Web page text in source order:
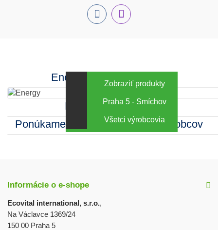
FacebookINstagram
Energy za výhodné ceny
Zobraziť produkty
Kamenná predajňa
Praha 5 - Smíchov
Ponúkame sortiment mnohých výrobcov
Všetci výrobcovia
Informácie o e-shope
Ecovital international, s.r.o.,
Na Václavce 1369/24
150 00 Praha 5